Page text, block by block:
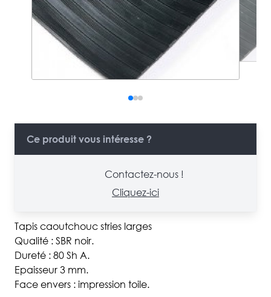
Ce produit vous intéresse ?
Contactez-nous !
Cliquez-ici
Tapis caoutchouc stries larges
Qualité : SBR noir.
Dureté : 80 Sh A.
Epaisseur 3 mm.
Face envers : impression toile.